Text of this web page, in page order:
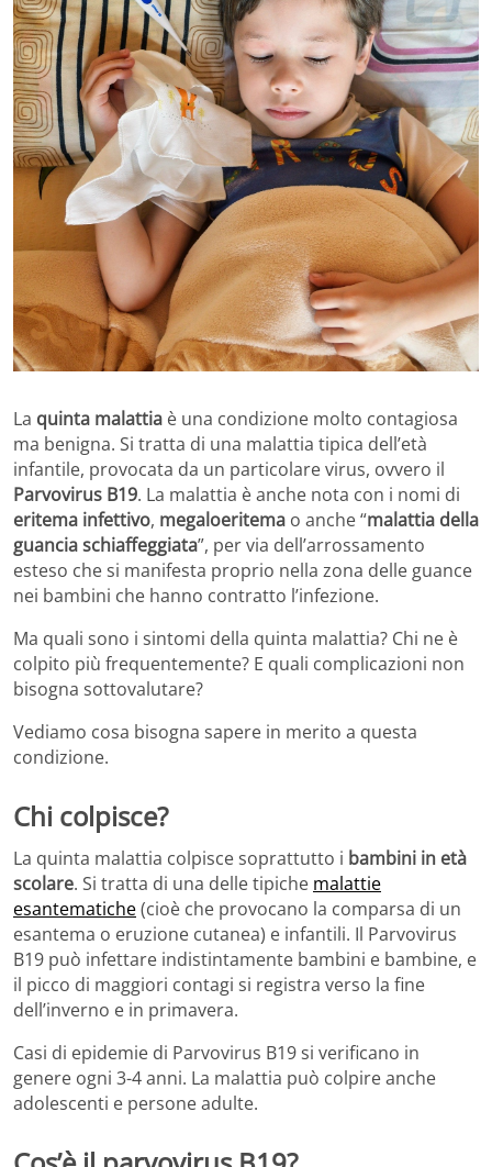
La quinta malattia è una condizione molto contagiosa
ma benigna. Si tratta di una malattia tipica dell’età
infantile, provocata da un particolare virus, ovvero il
Parvovirus B19. La malattia è anche nota con i nomi di
eritema infettivo, megaloeritema o anche “malattia della
guancia schiaffeggiata”, per via dell’arrossamento
esteso che si manifesta proprio nella zona delle guance
nei bambini che hanno contratto l’infezione.
Ma quali sono i sintomi della quinta malattia? Chi ne è
colpito più frequentemente? E quali complicazioni non
bisogna sottovalutare?
Vediamo cosa bisogna sapere in merito a questa
condizione.
Chi colpisce?
La quinta malattia colpisce soprattutto i bambini in età
scolare. Si tratta di una delle tipiche malattie
esantematiche(cioè che provocano la comparsa di un
esantema o eruzione cutanea) e infantili. Il Parvovirus
B19 può infettare indistintamente bambini e bambine, e
il picco di maggiori contagi si registra verso la fine
dell’inverno e in primavera.
Casi di epidemie di Parvovirus B19 si verificano in
genere ogni 3-4 anni. La malattia può colpire anche
adolescenti e persone adulte.